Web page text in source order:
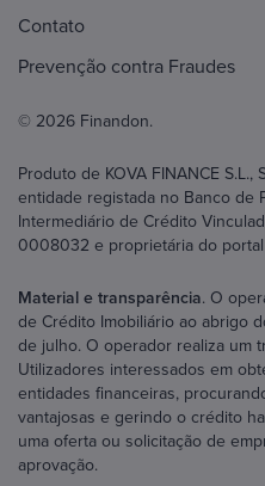
Contato
Prevenção contra Fraudes
© 2026 Finandon.
Produto de KOVA FINANCE S.L.,
entidade registada no Banco de
Intermediário de Crédito
0008032 e proprietária do
Material e transparência. O
de Crédito Imobiliário ao abrigo
de julho. O operador realiza um
Utilizadores interessados em
entidades financeiras,
vantajosas e gerindo o crédito
uma oferta ou solicitação de
aprovação.